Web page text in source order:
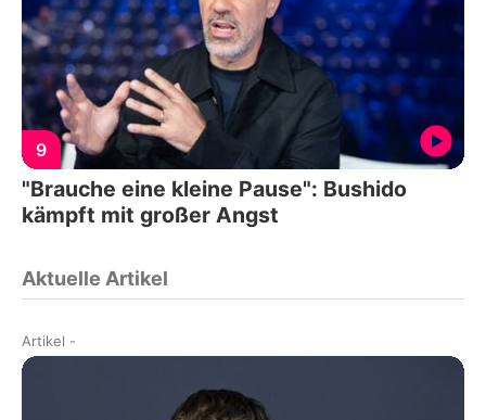
9
"Brauche eine kleine Pause": Bushido
kämpft mit großer Angst
Aktuelle Artikel
Artikel -